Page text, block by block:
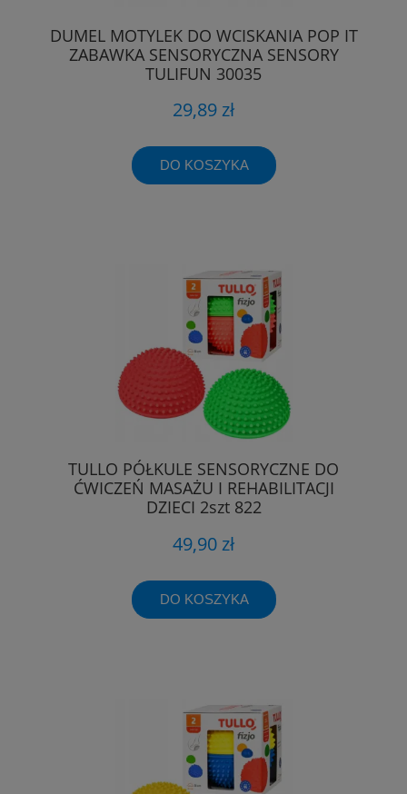
DUMEL MOTYLEK DO WCISKANIA POP IT
ZABAWKA SENSORYCZNA SENSORY
TULIFUN 30035
29,89 zł
DO KOSZYKA
TULLO PÓŁKULE SENSORYCZNE DO
ĆWICZEŃ MASAŻU I REHABILITACJI
DZIECI 2szt 822
49,90 zł
DO KOSZYKA